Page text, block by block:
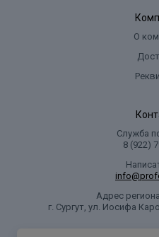
О
Служба
8 (922)
Адрес
г. Сургут, ул. Иосифа